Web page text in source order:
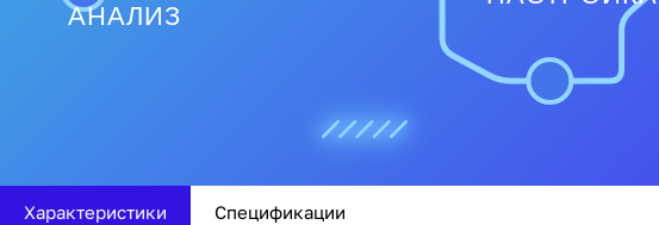
АНАЛИЗ
Характеристики Спецификации